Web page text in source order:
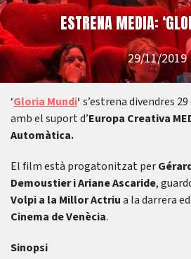
ESTRENA MEDIA:
29/11/2019
‘Gloria Mundi‘s’estrena divendres
amb el suport d’Europa Creativa
Automàtica.
El film està progatonitzat per
Demoustier i Ariane Ascaride,
Volpi a la Millor Actriua la darrera
Cinema de Venècia.
Sinopsi